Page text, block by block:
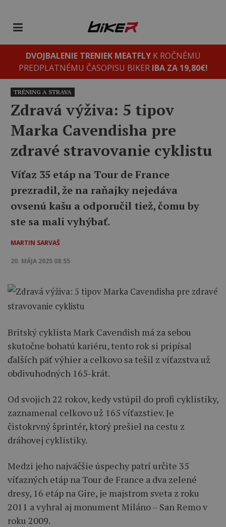
DVOJBALENIE TRENIEK MEATFLYK ROČNÉMU
PREDPLATNÉMU ČASOPISU BIKER IBA ZA 19,80€!
TRÉNING A STRAVA
Zdravá výživa: 5 tipov
Marka Cavendisha pre
zdravé stravovanie cyklistu
Víťaz 35 etáp na Tour de France
prezradil, že na raňajky nejedáva
ovsenú kašu a odporučil tiež, čomu by
ste sa mali vyhýbať.
MARTIN SARVAŠ
20. MÁJA 2025 08:55
Britský cyklista Mark Cavendish má za sebou
skutočne bohatú kariéru, tento rok si pripísal
ďalších päť výhier a celkovo sa tešil z víťazstva už
obdivuhodných 165-krát.
Od svojich 22 rokov, kedy vstúpil do profi cyklistiky,
zaznamenal celkovo už 165 víťazstiev. Je
čistokrvný šprintér, ktorý prešiel na cestu z
dráhovej cyklistiky.
Medzi jeho najväčšie úspechy patrí určite 35
víťazných etáp na Tour de France a dva zelené
dresy, 16 etáp na Gire, je majstrom sveta z roku
2011 a vyhral aj monument Miláno – San Remo v
roku 2009.